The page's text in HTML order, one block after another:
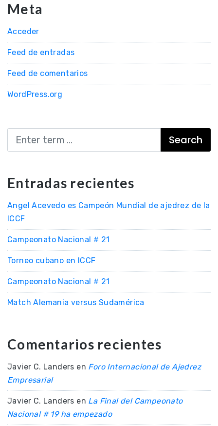
Meta
Acceder
Feed de entradas
Feed de comentarios
WordPress.org
Search
Entradas recientes
Angel Acevedo es Campeón Mundial de ajedrez de la
ICCF
Campeonato Nacional # 21
Torneo cubano en ICCF
Campeonato Nacional # 21
Match Alemania versus Sudamérica
Comentarios recientes
Javier C. Landers en Foro Internacional de Ajedrez
Empresarial
Javier C. Landers en La Final del Campeonato
Nacional # 19 ha empezado